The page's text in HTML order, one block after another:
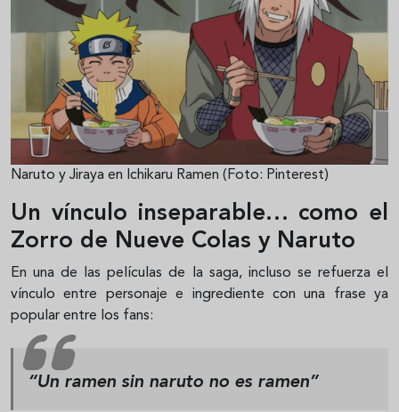
Naruto y Jiraya en Ichikaru Ramen (Foto: Pinterest)
Un vínculo inseparable… como el
Zorro de Nueve Colas y Naruto
En una de las películas de la saga, incluso se refuerza el
vínculo entre personaje e ingrediente con una frase ya
popular entre los fans:
“Un ramen sin naruto no es ramen”